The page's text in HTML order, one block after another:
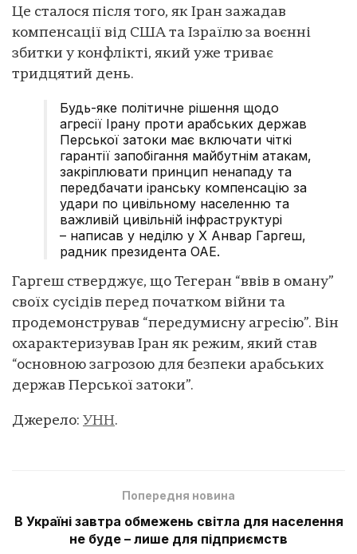
Це сталося після того, як Іран зажадав
компенсації від США та Ізраїлю за воєнні
збитки у конфлікті, який уже триває
тридцятий день.
Будь-яке політичне рішення щодо
агресії Ірану проти арабських держав
Перської затоки має включати чіткі
гарантії запобігання майбутнім атакам,
закріплювати принцип ненападу та
передбачати іранську компенсацію за
удари по цивільному населенню та
важливій цивільній інфраструктурі
– написав у неділю у X Анвар Гаргеш,
радник президента ОАЕ.
Гаргеш стверджує, що Тегеран “ввів в оману”
своїх сусідів перед початком війни та
продемонстрував “передумисну агресію”. Він
охарактеризував Іран як режим, який став
“основною загрозою для безпеки арабських
держав Перської затоки”.
Джерело: УНН.
Попередня новина
В Україні завтра обмежень світла для населення
не буде – лише для підприємств